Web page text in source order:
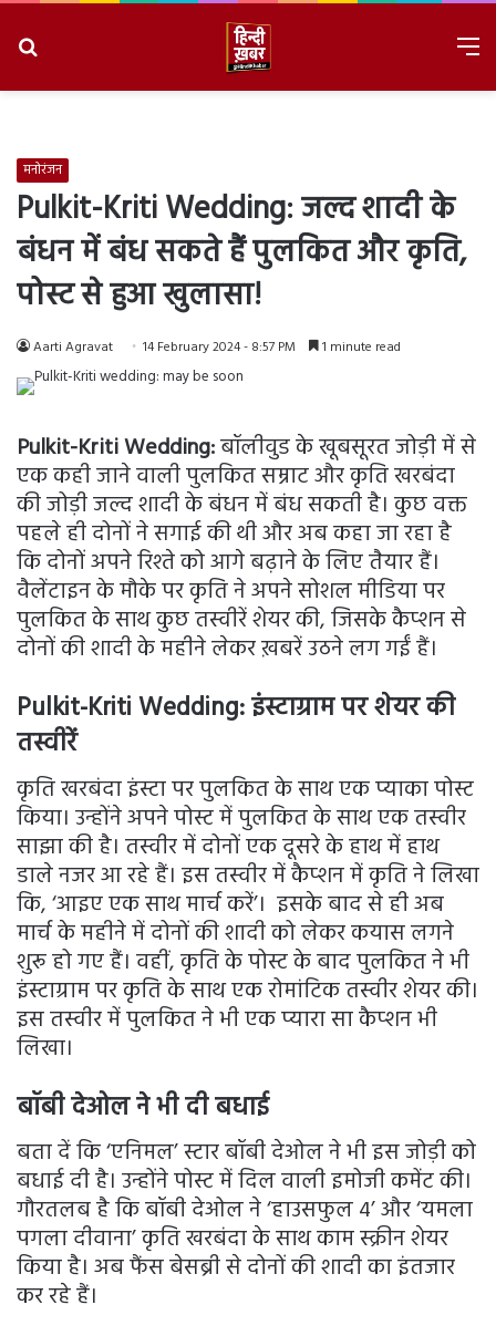
मनोरंजन
Pulkit-Kriti Wedding: जल्द शादी के
बंधन में बंध सकते हैं पुलकित और कृति,
पोस्ट से हुआ खुलासा!
Aarti Agravat 14 February 2024 - 8:57 PM 1 minute read
Pulkit-Kriti Wedding:बॉलीवुड के खूबसूरत जोड़ी में से
एक कही जाने वाली पुलकित सम्राट और कृति खरबंदा
की जोड़ी जल्द शादी के बंधन में बंध सकती है। कुछ वक्त
पहले ही दोनों ने सगाई की थी और अब कहा जा रहा है
कि दोनों अपने रिश्ते को आगे बढ़ाने के लिए तैयार हैं।
वैलेंटाइन के मौके पर कृति ने अपने सोशल मीडिया पर
पुलकित के साथ कुछ तस्वीरें शेयर की, जिसके कैप्शन से
दोनों की शादी के महीने लेकर ख़बरें उठने लग गईं हैं।
Pulkit-Kriti Wedding: इंस्टाग्राम पर शेयर की
तस्वीरें
कृति खरबंदा इंस्टा पर पुलकित के साथ एक प्याका पोस्ट
किया। उन्होंने अपने पोस्ट में पुलकित के साथ एक तस्वीर
साझा की है। तस्वीर में दोनों एक दूसरे के हाथ में हाथ
डाले नजर आ रहे हैं। इस तस्वीर में कैप्शन में कृति ने लिखा
कि, ‘आइए एक साथ मार्च करें’। इसके बाद से ही अब
मार्च के महीने में दोनों की शादी को लेकर कयास लगने
शुरू हो गए हैं। वहीं, कृति के पोस्ट के बाद पुलकित ने भी
इंस्टाग्राम पर कृति के साथ एक रोमांटिक तस्वीर शेयर की।
इस तस्वीर में पुलकित ने भी एक प्यारा सा कैप्शन भी
लिखा।
बॉबी देओल ने भी दी बधाई
बता दें कि ‘एनिमल’ स्टार बॉबी देओल ने भी इस जोड़ी को
बधाई दी है। उन्होंने पोस्ट में दिल वाली इमोजी कमेंट की।
गौरतलब है कि बॉबी देओल ने ‘हाउसफुल 4’ और ‘यमला
पगला दीवाना’ कृति खरबंदा के साथ काम स्क्रीन शेयर
किया है। अब फैंस बेसब्री से दोनों की शादी का इंतजार
कर रहे हैं।